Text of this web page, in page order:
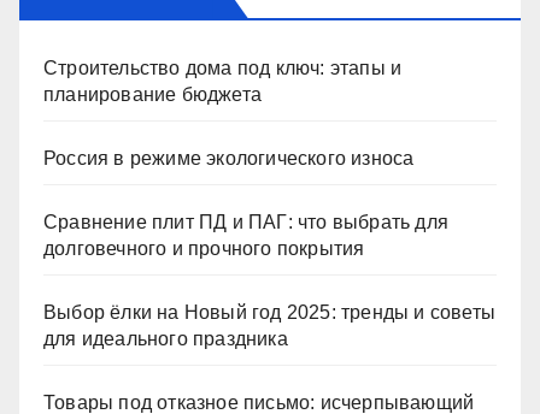
Строительство дома под ключ: этапы и
планирование бюджета
Россия в режиме экологического износа
Сравнение плит ПД и ПАГ: что выбрать для
долговечного и прочного покрытия
Выбор ёлки на Новый год 2025: тренды и советы
для идеального праздника
Товары под отказное письмо: исчерпывающий